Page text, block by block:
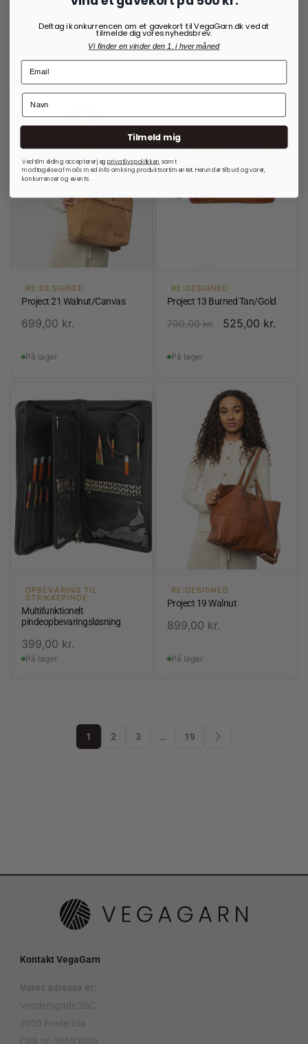
Vi anbefaler også:
RE:DESIGNED
Project 21 Walnut/Canvas
699,00 kr.
På lager
RE:DESIGNED
Project 13 Burned Tan/Gold
700,00kr. 525,00 kr.
På lager
OPBEVARING TIL
STRIKKEPINDE
Multifunktionelt
pindeopbevaringsløsning
399,00 kr.
På lager
RE:DESIGNED
Project 19 Walnut
899,00 kr.
På lager
1 2 3 … 19
Kontakt VegaGarn
Vores adresse er:
Vendersgade 26C
7000 Fredericia
CVR nr. 36593989
Deltag i konkurrencen om et gavekort til VegaGarn.dk ved at
tilmelde dig vores nyhedsbrev.
Vi finder en vinder den 1. i hver måned
Tilmeld mig
Ved tilmelding accepterer jegprivatlivspolitkken samt
modtagelse af mails med info omkring produktsortimentet. Herunder tilbud og varer,
konkurrencer og events.